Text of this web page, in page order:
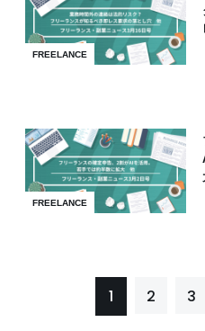
FREELANCE
FREELANCE
1 2 3